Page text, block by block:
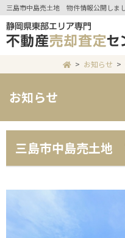
三島市中島売土地 物件情報公開しま
お知らせ
お知らせ
三島市中島売土地